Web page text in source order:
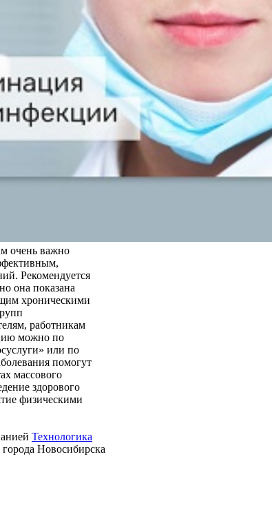
очень важно
Рекомендуется
она показана
хроническими
работникам
можно по
или по
помогут
массового
здорового
физическими
Технологика
Новосибирска